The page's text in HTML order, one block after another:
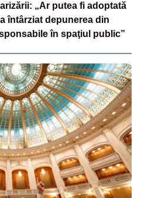
„Ar putea fi adoptată
întârziat depunerea din
în spaţiul public”